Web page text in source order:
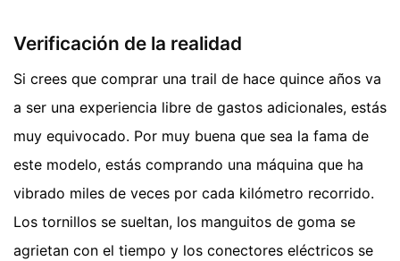
Verificación de la realidad
Si crees que comprar una trail de hace quince años va
a ser una experiencia libre de gastos adicionales, estás
muy equivocado. Por muy buena que sea la fama de
este modelo, estás comprando una máquina que ha
vibrado miles de veces por cada kilómetro recorrido.
Los tornillos se sueltan, los manguitos de goma se
agrietan con el tiempo y los conectores eléctricos se